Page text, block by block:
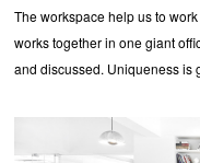
The workspace help us to
works together in one giant
and discussed. Uniqueness is